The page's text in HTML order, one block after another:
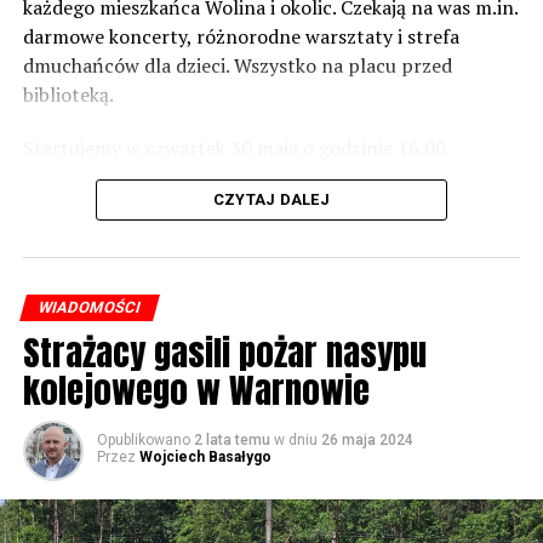
zrobić. Tam są odpowiednie normy – 61 i 56 decybeli –
zaznacza.
Foto: Wojciech Basałygo
59705 odsłon
każdego mieszkańca Wolina i okolic. Czekają na was m.in.
darmowe koncerty, różnorodne warsztaty i strefa
dmuchańców dla dzieci. Wszystko na placu przed
biblioteką.
występami zespołów „Yellow” i „Specyficzni”.
CZYTAJ DALEJ
WIADOMOŚCI
Strażacy gasili pożar nasypu
kolejowego w Warnowie
Opublikowano 2 lata temu w dniu 26 maja 2024
Przez Wojciech Basałygo